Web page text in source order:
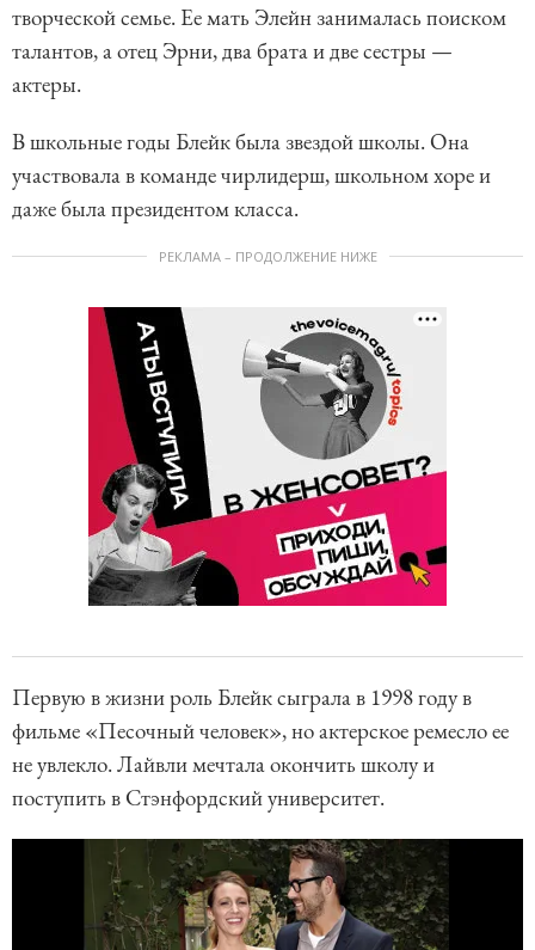
творческой семье. Ее мать Элейн занималась поиском
талантов, а отец Эрни, два брата и две сестры —
актеры.
В школьные годы Блейк была звездой школы. Она
участвовала в команде чирлидерш, школьном хоре и
даже была президентом класса.
РЕКЛАМА – ПРОДОЛЖЕНИЕ НИЖЕ
Первую в жизни роль Блейк сыграла в 1998 году в
фильме «Песочный человек», но актерское ремесло ее
не увлекло. Лайвли мечтала окончить школу и
поступить в Стэнфордский университет.